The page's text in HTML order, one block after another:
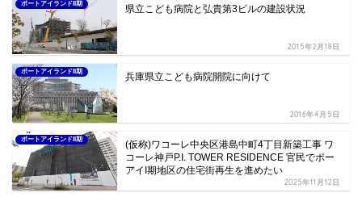
ポートアイランドII期 県立こども病院と弘貴第3ビルの建設状況
2015年2月18日
ポートアイランドII期 兵庫県立こども病院開院に向けて
2016年4月5日
ポートアイランドII期
(仮称)ワコーレ中央区港島中町4丁目新築工事 ワ
コーレ神戸P.I. TOWER RESIDENCE 官民でポー
アイI期地区の住宅街再生を進めたい
2025年11月12日